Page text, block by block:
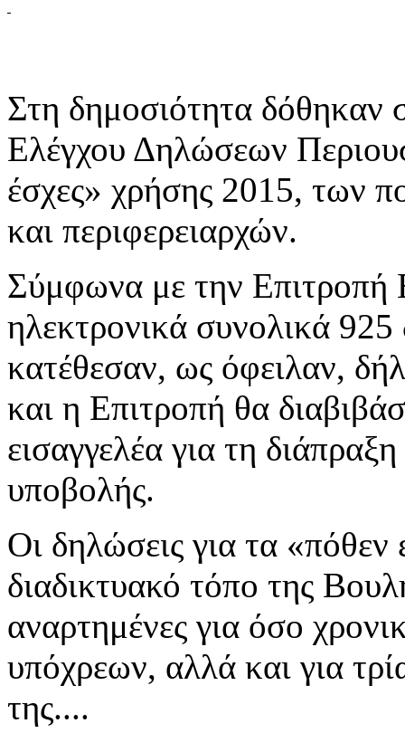
Στη δημοσιότητα δόθηκαν
Ελέγχου Δηλώσεων
έσχες» χρήσης 2015, των
και περιφερειαρχών.
Σύμφωνα με την Επιτροπή
ηλεκτρονικά συνολικά
κατέθεσαν, ως όφειλαν,
και η Επιτροπή θα
εισαγγελέα για τη
υποβολής.
Οι δηλώσεις για τα
διαδικτυακό τόπο της
αναρτημένες για όσο
υπόχρεων, αλλά και για
της....